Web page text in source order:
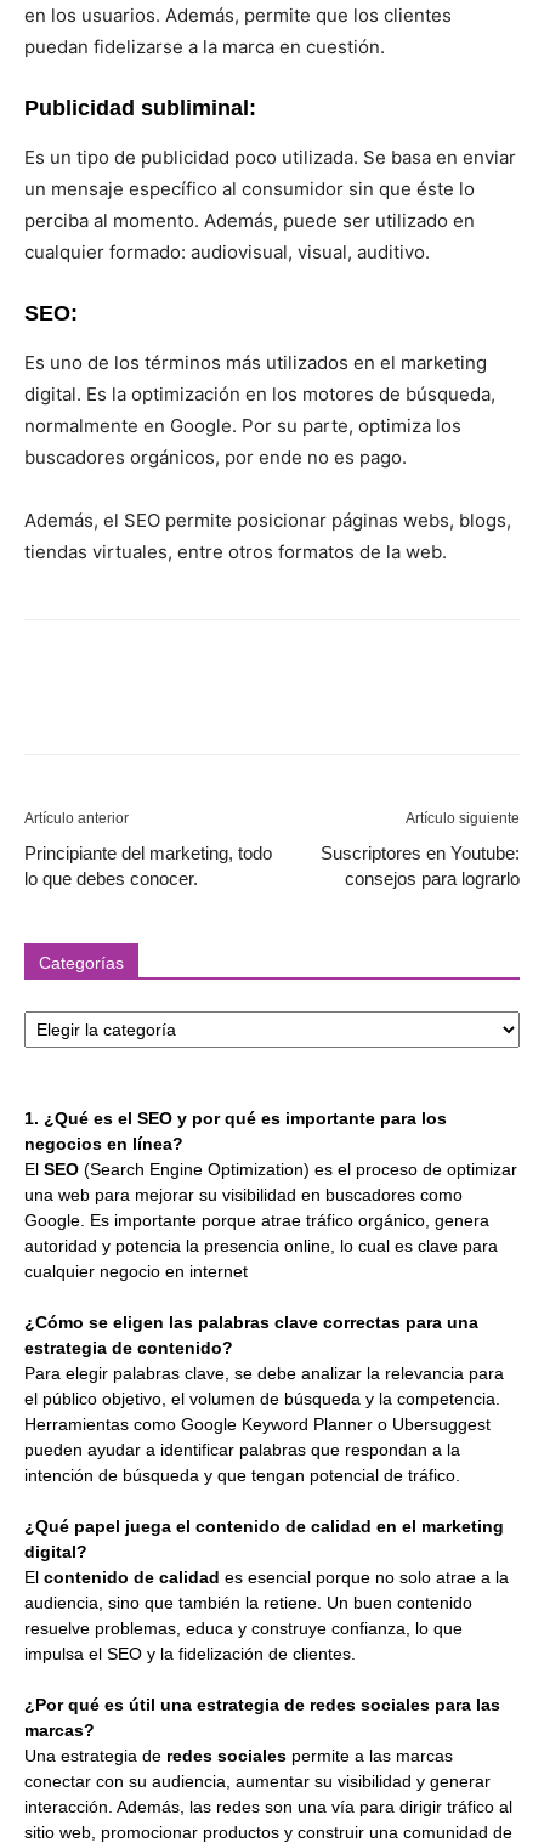
en los usuarios. Además, permite que los clientes
puedan fidelizarse a la marca en cuestión.
Publicidad subliminal:
Es un tipo de publicidad poco utilizada. Se basa en enviar
un mensaje específico al consumidor sin que éste lo
perciba al momento. Además, puede ser utilizado en
cualquier formado: audiovisual, visual, auditivo.
SEO:
Es uno de los términos más utilizados en el marketing
digital. Es la optimización en los motores de búsqueda,
normalmente en Google. Por su parte, optimiza los
buscadores orgánicos, por ende no es pago.
Además, el SEO permite posicionar páginas webs, blogs,
tiendas virtuales, entre otros formatos de la web.
Artículo anterior
Principiante del marketing, todo
lo que debes conocer.
Artículo siguiente
Suscriptores en Youtube:
consejos para lograrlo
Categorías
1. ¿Qué es el SEO y por qué es importante para los
negocios en línea?
El SEO (Search Engine Optimization) es el proceso de optimizar
una web para mejorar su visibilidad en buscadores como
Google. Es importante porque atrae tráfico orgánico, genera
autoridad y potencia la presencia online, lo cual es clave para
cualquier negocio en internet
¿Cómo se eligen las palabras clave correctas para una
estrategia de contenido?
Para elegir palabras clave, se debe analizar la relevancia para
el público objetivo, el volumen de búsqueda y la competencia.
Herramientas como Google Keyword Planner o Ubersuggest
pueden ayudar a identificar palabras que respondan a la
intención de búsqueda y que tengan potencial de tráfico.
¿Qué papel juega el contenido de calidad en el marketing
digital?
El contenido de calidad es esencial porque no solo atrae a la
audiencia, sino que también la retiene. Un buen contenido
resuelve problemas, educa y construye confianza, lo que
impulsa el SEO y la fidelización de clientes.
¿Por qué es útil una estrategia de redes sociales para las
marcas?
Una estrategia de redes sociales permite a las marcas
conectar con su audiencia, aumentar su visibilidad y generar
interacción. Además, las redes son una vía para dirigir tráfico al
sitio web, promocionar productos y construir una comunidad de